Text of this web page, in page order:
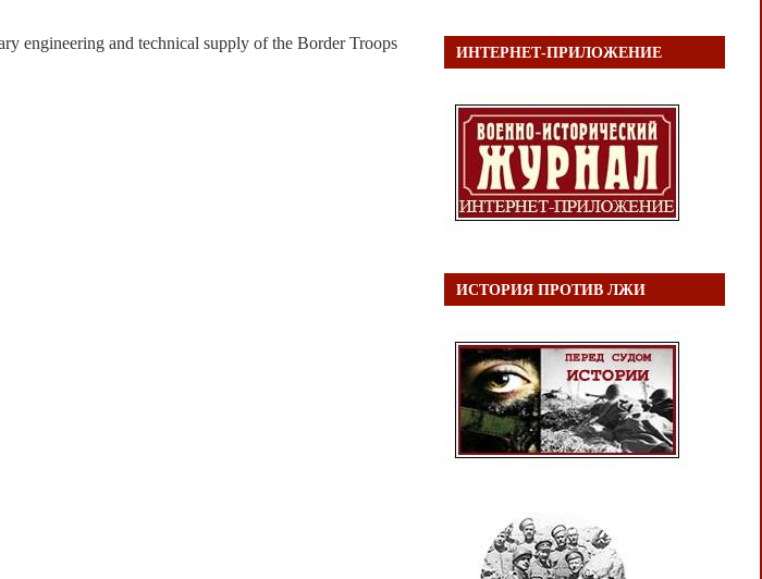
engineering and technical supply of the Border Troops
ИНТЕРНЕТ-ПРИЛОЖЕНИЕ
ИСТОРИЯ ПРОТИВ ЛЖИ